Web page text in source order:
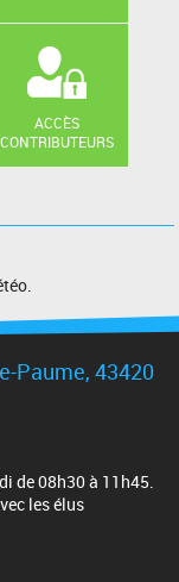
ACCÈS
CONTRIBUTEURS
Paume, 43420
de 08h30 à 11h45.
les élus